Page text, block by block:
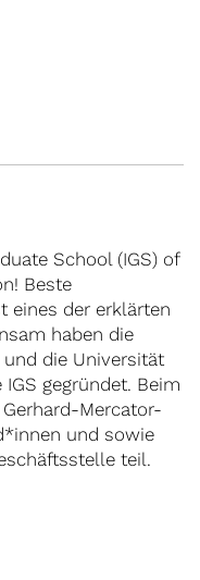
School (IGS) of
Beste
eines der erklärten
haben die
die Universität
gegründet. Beim
Mercator-
und sowie
teil.